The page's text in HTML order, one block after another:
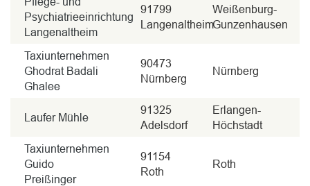
Psychiatrieeinrichtung
Langenaltheim
91799
Langenaltheim
Weißenburg-
Gunzenhausen
Taxiunternehmen
Ghodrat Badali
Ghalee
90473
Nürnberg
Nürnberg
Laufer Mühle
91325
Adelsdorf
Erlangen-
Höchstadt
Taxiunternehmen
Guido
Preißinger
91154
Roth
Roth